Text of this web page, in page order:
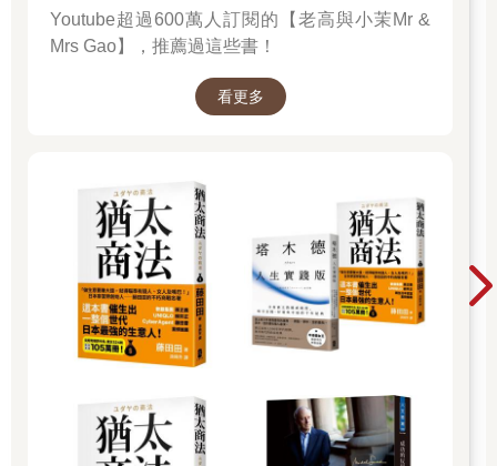
我拿了幾本有插圖的週刊，點了咖啡來喝，接著穿越房間，走向
俱樂部最舒適的那兩張並排椅子，準備閒散消磨一個鐘頭左右，
長的身軀坐進另一張椅子，一個男孩主動為他送上咖啡和白蘭
我放下報紙。假如這位老先生想和我聊聊，我沒什麼意見。這一
整天我都在那間舊式辦公室工作，雙眼盯著報告、撰寫交接紀
錄。能摘下眼鏡休息一會兒感覺還不錯，我已經非常累了。
我摸索著口袋裡的眼鏡盒，「我有次聽一個賣咖啡的傢伙說，在
我們這種氣候，磨好的咖啡粉保存不了。可能是溼度之類的關
「磨好的咖啡粉不管在什麼氣候都會壞掉，」他的語氣相當篤
定，「直接買磨好的咖啡粉當然泡不出好咖啡。應該要買豆子，
他又繼續談了一會兒諸如咖啡、菊苣咖啡之類的事。接著，話題
自然而然轉向白蘭地。他很讚賞俱樂部的白蘭地，「我曾經擁有
一家酒廠的股份。」他說，「很多年以前，在艾希特市。但上次
Youtube超過600萬人訂閱的【老高與小茉Mr &
Mrs Gao】，推薦過這些書！
看更多